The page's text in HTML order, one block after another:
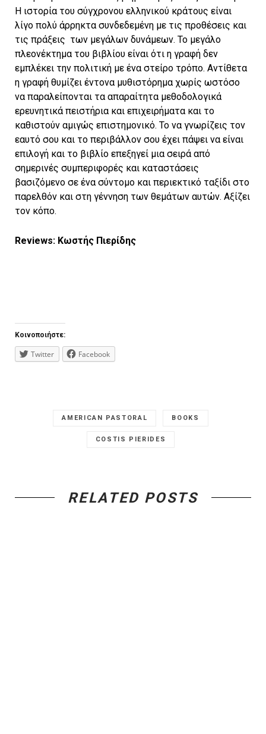
Η ιστορία του σύγχρονου ελληνικού κράτους είναι
λίγο πολύ άρρηκτα συνδεδεμένη με τις προθέσεις και
τις πράξεις των μεγάλων δυνάμεων. Το μεγάλο
πλεονέκτημα του βιβλίου είναι ότι η γραφή δεν
εμπλέκει την πολιτική με ένα στείρο τρόπο. Αντίθετα
η γραφή θυμίζει έντονα μυθιστόρημα χωρίς ωστόσο
να παραλείπονται τα απαραίτητα μεθοδολογικά
ερευνητικά πειστήρια και επιχειρήματα και το
καθιστούν αμιγώς επιστημονικό. Το να γνωρίζεις τον
εαυτό σου και το περιβάλλον σου έχει πάψει να είναι
επιλογή και το βιβλίο επεξηγεί μια σειρά από
σημερινές συμπεριφορές και καταστάσεις
βασιζόμενο σε ένα σύντομο και περιεκτικό ταξίδι στο
παρελθόν και στη γέννηση των θεμάτων αυτών. Αξίζει
τον κόπο.
Reviews: Κωστής Πιερίδης
Κοινοποιήστε:
Twitter Facebook
AMERICAN PASTORAL BOOKS
COSTIS PIERIDES
RELATED POSTS